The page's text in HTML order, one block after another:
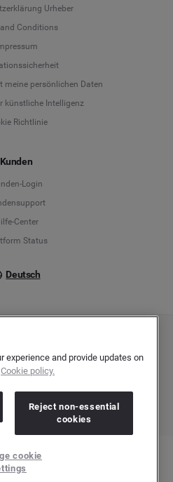
Urheber
Conditions
meine persönlichen Daten
künstliche Intelligenz
Richtlinie
Kunden
Login
Center
Status
Deutsch
Deutsch
English
Frankfurt/Main
am Main | Registernummer: HRB 138083 |
DE278408482
experience and provide updates on
Cookie policy.
Reject non-essential
cookies
cookie